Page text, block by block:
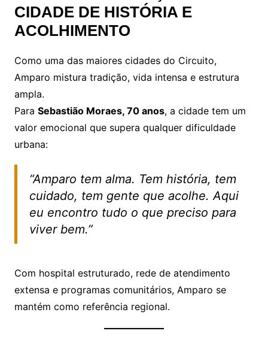
CIDADE DE HISTÓRIA E
ACOLHIMENTO
Como uma das maiores cidades do Circuito,
Amparo mistura tradição, vida intensa e estrutura
ampla.
Para Sebastião Moraes, 70 anos, a cidade tem um
valor emocional que supera qualquer dificuldade
urbana:
“Amparo tem alma. Tem história, tem
cuidado, tem gente que acolhe. Aqui
eu encontro tudo o que preciso para
viver bem.”
Com hospital estruturado, rede de atendimento
extensa e programas comunitários, Amparo se
mantém como referência regional.